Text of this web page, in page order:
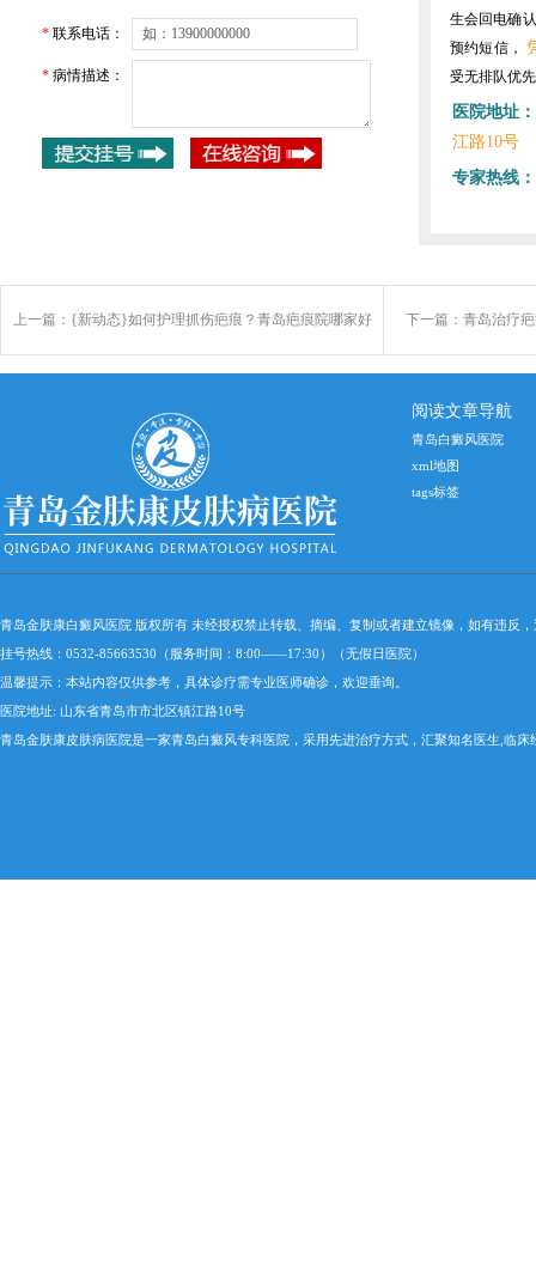
* 联系电话：
* 病情描述：
生会回电确
预约短信，
受无排队优
医院地址：
江路10号
专家热线：
上一篇： {新动态}如何护理抓伤疤痕？青岛疤痕院哪家好 下一篇： 青岛治疗
阅读文章导航
青岛白癜风医院
xml地图
tags标签
青岛金肤康白癜风医院 版权所有 未经授权禁止转载、摘编、复制或者建立镜像，如有违反
挂号热线：0532-85663530（服务时间：8:00——17:30）（无假日医院）
温馨提示：本站内容仅供参考，具体诊疗需专业医师确诊，欢迎垂询。
医院地址: 山东省青岛市市北区镇江路10号
青岛金肤康皮肤病医院是一家青岛白癜风专科医院，采用先进治疗方式，汇聚知名医生,临床